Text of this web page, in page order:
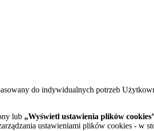
do indywidualnych potrzeb
lub „Wyświetl ustawienia plików
ustawieniami plików cookies - w